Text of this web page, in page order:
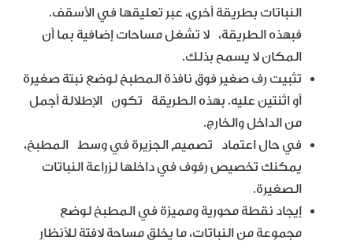
النباتات بطريقة أخرى، عبر تعليقها في الأسقف.
فبهذه الطريقة، لا تشغل مساحات إضافية بما أن
المكان لا يسمح بذلك.
تثبيت رف صغير فوق نافذة المطبخ لوضع نبتة صغيرة
أو اثنتين عليه. بهذه الطريقة تكون الإطلالة أجمل
من الداخل والخارج.
في حال اعتماد تصميم الجزيرة في وسط المطبخ،
يمكنك تخصيص رفوف في داخلها لزراعة النباتات
الصغيرة.
إيجاد نقطة محورية ومميزة في المطبخ لوضع
مجموعة من النباتات، ما يخلق مساحة لافتة للأنظار